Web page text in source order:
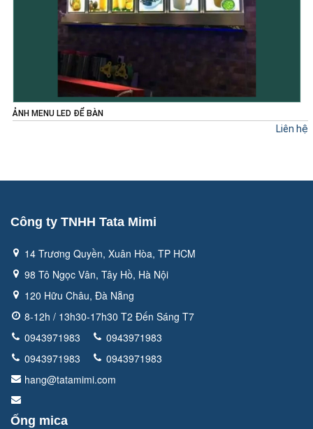
ẢNH MENU LED ĐỂ BÀN
Liên hệ
Công ty TNHH Tata Mimi
14 Trương Quyền, Xuân Hòa, TP HCM
98 Tô Ngọc Vân, Tây Hồ, Hà Nội
120 Hữu Châu, Đà Nẵng
8-12h / 13h30-17h30 T2 Đến Sáng T7
0943971983
0943971983
0943971983
0943971983
hang@tatamimi.com
Ống mica